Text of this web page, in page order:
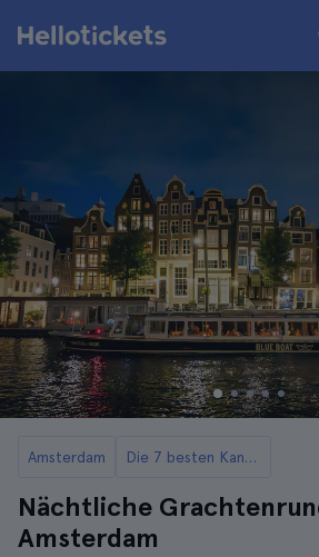
Amsterdam Die 7 besten Kanaltouren in Amsterdam
Nächtliche
Amsterdam